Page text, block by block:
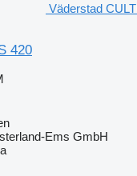
Väderstad
420
Ems GmbH